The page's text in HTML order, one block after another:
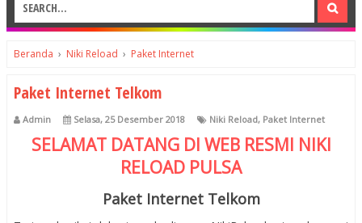
Beranda › Niki Reload › Paket Internet
Paket Internet Telkom
Admin Selasa, 25 Desember 2018 Niki Reload, Paket Internet
SELAMAT DATANG DI WEB RESMI NIKI
RELOAD PULSA
Paket Internet Telkom